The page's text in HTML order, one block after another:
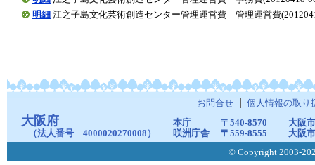
明細 江之子島文化芸術創造センター管理運営費 管理運営費
お問合せ 個人情報の取り
大阪府
（法人番号 4000020270008）
本庁 〒540-8570
大阪
咲洲庁舎
〒559-8555
大阪
© Copyright 2003-